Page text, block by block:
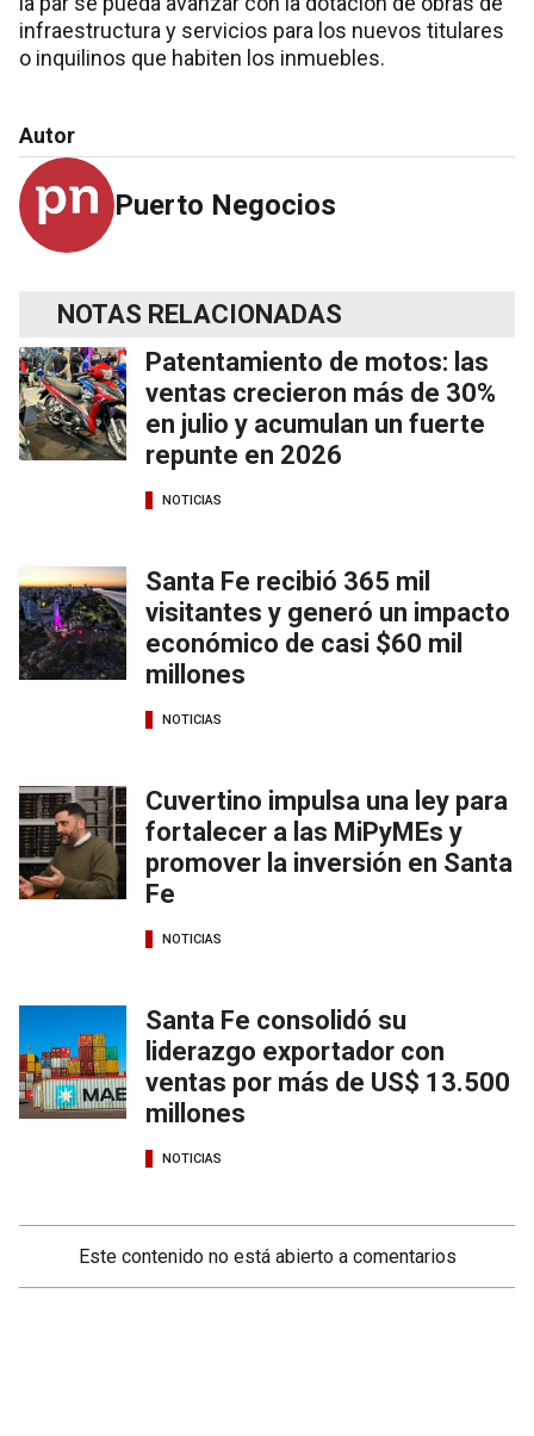
infraestructura y servicios para los nuevos titulares
o inquilinos que habiten los inmuebles.
Autor
Puerto Negocios
NOTAS RELACIONADAS
Patentamiento de motos: las
ventas crecieron más de 30%
en julio y acumulan un fuerte
repunte en 2026
NOTICIAS
Santa Fe recibió 365 mil
visitantes y generó un impacto
económico de casi $60 mil
millones
NOTICIAS
Cuvertino impulsa una ley para
fortalecer a las MiPyMEs y
promover la inversión en Santa
Fe
NOTICIAS
Santa Fe consolidó su
liderazgo exportador con
ventas por más de US$ 13.500
millones
NOTICIAS
Este contenido no está abierto a comentarios